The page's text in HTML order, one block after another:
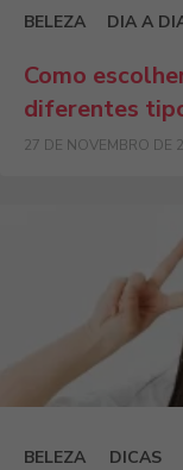
BELEZA DIA A
Como
diferentes
27 DE NOVEMBRO DE
BELEZA DICAS